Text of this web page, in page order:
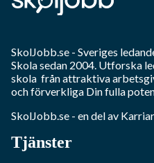
SkolJobb.se - Sveriges
Skolasedan 2004. Utforska
skola från attraktiva
och förverkliga Din fulla
SkolJobb.se - en del av
Tjänster